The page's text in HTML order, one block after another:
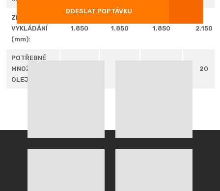
ZDVIH PŘI
VYKLÁDÁNÍ
(mm):
1.850 1.850 1.850 2.150
POTŘEBNÉ
MNOŽSTVÍ
OLEJE (l):
20
ODESLAT POPTÁVKU
Formulář
se
nepodařilo
odeslat.